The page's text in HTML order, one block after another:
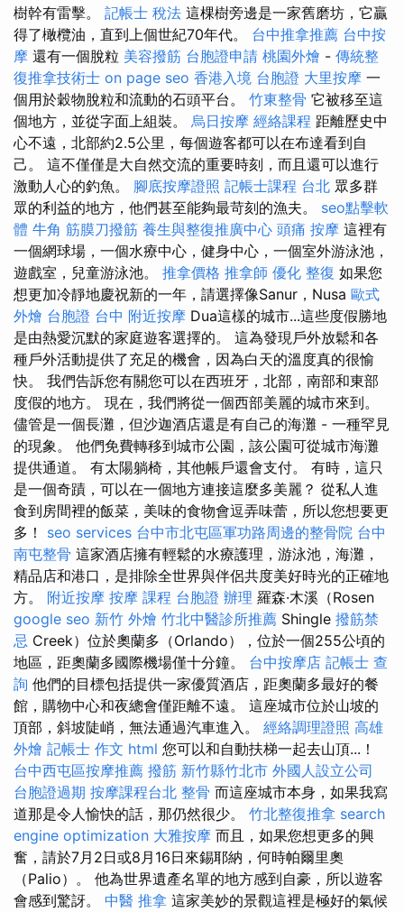
樹幹有雷擊。 記帳士 稅法 這棵樹旁邊是一家舊磨坊，它贏
得了橄欖油，直到上個世紀70年代。 台中推拿推薦 台中按
摩 還有一個脫粒 美容撥筋 台胞證申請 桃園外燴 - 傳統整
復推拿技術士 on page seo 香港入境 台胞證 大里按摩 一
個用於穀物脫粒和流動的石頭平台。 竹東整骨 它被移至這
個地方，並從字面上組裝。 烏日按摩 經絡課程 距離歷史中
心不遠，北部約2.5公里，每個遊客都可以在布達看到自
己。 這不僅僅是大自然交流的重要時刻，而且還可以進行
激動人心的釣魚。 腳底按摩證照 記帳士課程 台北 眾多群
眾的利益的地方，他們甚至能夠最苛刻的漁夫。 seo點擊軟
體 牛角 筋膜刀撥筋 養生與整復推廣中心 頭痛 按摩 這裡有
一個網球場，一個水療中心，健身中心，一個室外游泳池，
遊戲室，兒童游泳池。 推拿價格 推拿師 優化 整復 如果您
想更加冷靜地慶祝新的一年，請選擇像Sanur，Nusa 歐式
外燴 台胞證 台中 附近按摩 Dua這樣的城市...這些度假勝地
是由熱愛沉默的家庭遊客選擇的。 這為發現戶外放鬆和各
種戶外活動提供了充足的機會，因為白天的溫度真的很愉
快。 我們告訴您有關您可以在西班牙，北部，南部和東部
度假的地方。 現在，我們將從一個西部美麗的城市來到。
儘管是一個長灘，但沙迦酒店還是有自己的海灘 - 一種罕見
的現象。 他們免費轉移到城市公園，該公園可從城市海灘
提供通道。 有太陽躺椅，其他帳戶還會支付。 有時，這只
是一個奇蹟，可以在一個地方連接這麼多美麗？ 從私人進
食到房間裡的飯菜，美味的食物會逗弄味蕾，所以您想要更
多！ seo services 台中市北屯區軍功路周邊的整骨院 台中
南屯整骨 這家酒店擁有輕鬆的水療護理，游泳池，海灘，
精品店和港口，是排除全世界與伴侶共度美好時光的正確地
方。 附近按摩 按摩 課程 台胞證 辦理 羅森·木溪（Rosen
google seo 新竹 外燴 竹北中醫診所推薦 Shingle 撥筋禁
忌 Creek）位於奧蘭多（Orlando），位於一個255公頃的
地區，距奧蘭多國際機場僅十分鐘。 台中按摩店 記帳士 查
詢 他們的目標包括提供一家優質酒店，距奧蘭多最好的餐
館，購物中心和夜總會僅距離不遠。 這座城市位於山坡的
頂部，斜坡陡峭，無法通過汽車進入。 經絡調理證照 高雄
外燴 記帳士 作文 html 您可以和自動扶梯一起去山頂...！
台中西屯區按摩推薦 撥筋 新竹縣竹北市 外國人設立公司
台胞證過期 按摩課程台北 整骨 而這座城市本身，如果我寫
道那是令人愉快的話，那仍然很少。 竹北整復推拿 search
engine optimization 大雅按摩 而且，如果您想更多的興
奮，請於7月2日或8月16日來錫耶納，何時帕爾里奧
（Palio）。 他為世界遺產名單的地方感到自豪，所以遊客
會感到驚訝。 中醫 推拿 這家美妙的景觀這裡是極好的氣候